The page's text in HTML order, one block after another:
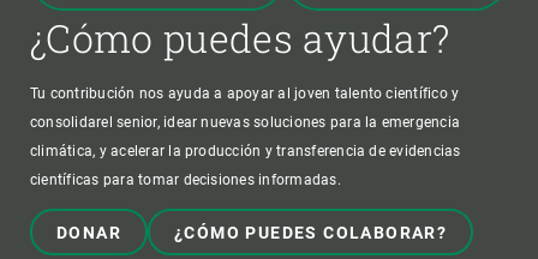
¿Cómo puedes ayudar?
Tu contribución nos ayuda a apoyar al joven talento científico y
consolidarel senior, idear nuevas soluciones para la emergencia
climática, y acelerar la producción y transferencia de evidencias
científicas para tomar decisiones informadas.
DONAR ¿CÓMO PUEDES COLABORAR?